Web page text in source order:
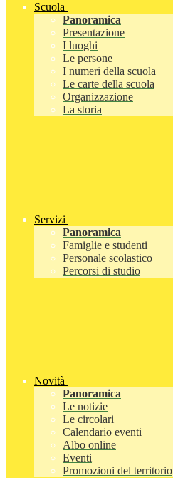
Scuola
Panoramica
Presentazione
I luoghi
Le persone
I numeri della scuola
Le carte della scuola
Organizzazione
La storia
Servizi
Panoramica
Famiglie e studenti
Personale scolastico
Percorsi di studio
Novità
Panoramica
Le notizie
Le circolari
Calendario eventi
Albo online
Eventi
Promozioni del territorio